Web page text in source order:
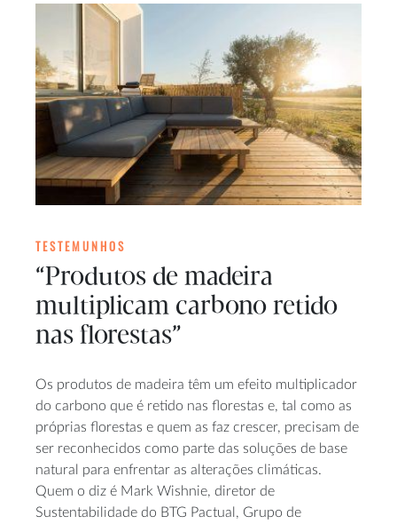
TESTEMUNHOS
“Produtos de madeira
multiplicam carbono retido
nas florestas”
Os produtos de madeira têm um efeito multiplicador
do carbono que é retido nas florestas e, tal como as
próprias florestas e quem as faz crescer, precisam de
ser reconhecidos como parte das soluções de base
natural para enfrentar as alterações climáticas.
Quem o diz é Mark Wishnie, diretor de
Sustentabilidade do BTG Pactual, Grupo de